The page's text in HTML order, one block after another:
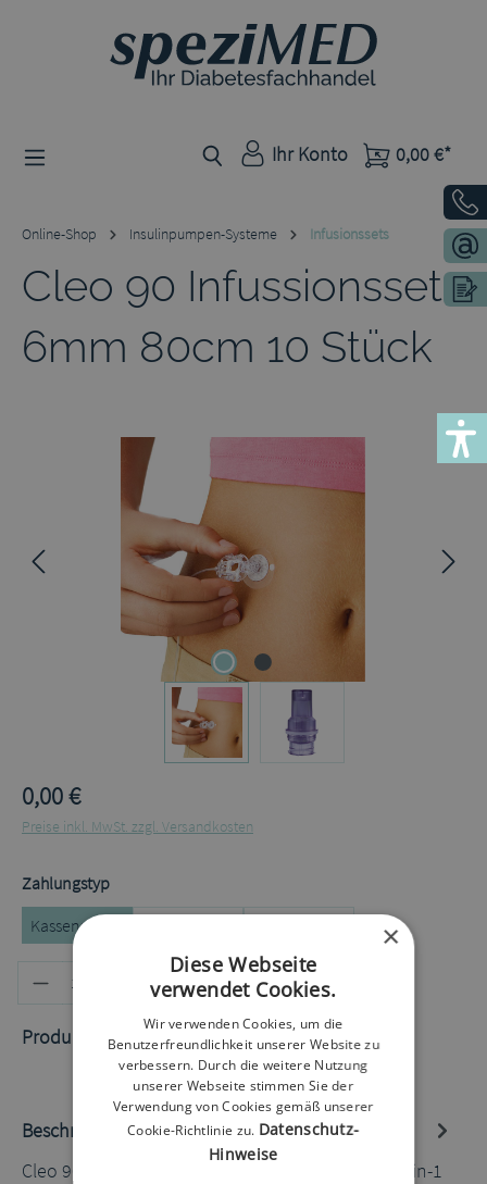
Zum Hauptinhalt springen
Ihr Konto 0,00 €*
Online-Shop Insulinpumpen-Systeme Infusionssets
Cleo 90 Infussionsset
6mm 80cm 10 Stück
Bildergalerie überspringen
0,00 €
Preise inkl. MwSt. zzgl. Versandkosten
Zahlungstypauswählen
Kassenrezept
Produkt Anzahl: Gib den
In den Warenkorb
Produktnummer:60020302.1
Beschreibung
Cleo 90 Infussionsset 6mm 80cm 10 Stück Das 3-in-1
×
Diese Webseite
verwendet Cookies.
Wir verwenden Cookies, um die
Benutzerfreundlichkeit unserer Website zu
verbessern. Durch die weitere Nutzung
unserer Webseite stimmen Sie der
Verwendung von Cookies gemäß unserer
Cookie-Richtlinie zu. Datenschutz-
Hinweise